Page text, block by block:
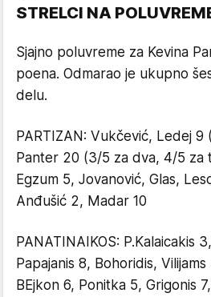
STRELCI NA
Sjajno poluvreme za Kevina
poena. Odmarao je ukupno
delu.
PARTIZAN: Vukčević, Ledej 9
Panter 20 (3/5 za dva, 4/5 za
Egzum 5, Jovanović, Glas,
Anđušić 2, Madar 10
PANATINAIKOS: P.Kalaicakis
Papajanis 8, Bohoridis,
BEjkon 6, Ponitka 5, Grigonis